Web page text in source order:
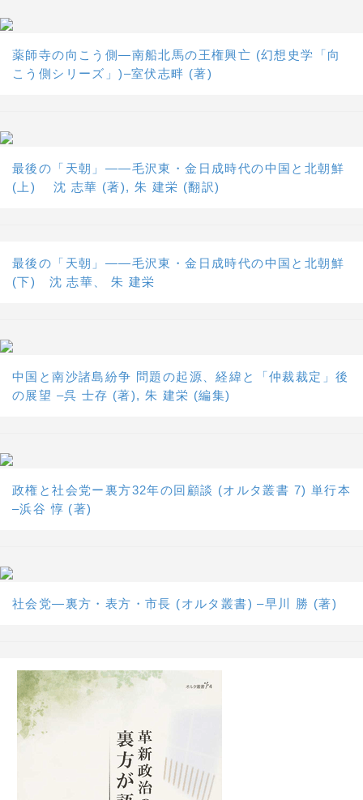
薬師寺の向こう側―南船北馬の王権興亡 (幻想史学「向
こう側シリーズ」)–室伏志畔 (著)
最後の「天朝」――毛沢東・金日成時代の中国と北朝鮮
(上) 沈 志華 (著), 朱 建栄 (翻訳)
最後の「天朝」――毛沢東・金日成時代の中国と北朝鮮
(下) 沈 志華、 朱 建栄
中国と南沙諸島紛争 問題の起源、経緯と「仲裁裁定」後
の展望 –呉 士存 (著), 朱 建栄 (編集)
政権と社会党ー裏方32年の回顧談 (オルタ叢書 7) 単行本
–浜谷 惇 (著)
社会党―裏方・表方・市長 (オルタ叢書) –早川 勝 (著)